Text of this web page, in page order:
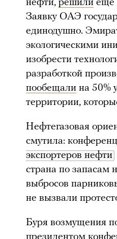
нефти, решили еще
Заявку ОАЭ
единодушно.
экологическими
изобрести
разработкой
пообещали на 50%
территории,
Нефтегазовая
смутила:
экспортеров нефти
страна по запасам
выбросов
не вызвали
Буря возмущения
президентом